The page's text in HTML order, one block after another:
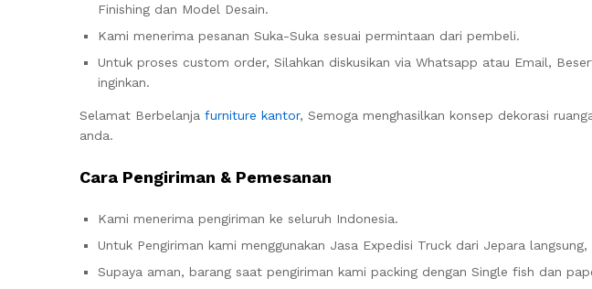
Finishing dan Model Desain.
Kami menerima pesanan Suka-Suka sesuai permintaan dari pembeli.
Untuk proses custom order, Silahkan diskusikan via Whatsapp atau Email,
inginkan.
Selamat Berbelanja furniture kantor, Semoga menghasilkan konsep dekorasi
anda.
Cara Pengiriman & Pemesanan
Kami menerima pengiriman ke seluruh Indonesia.
Untuk Pengiriman kami menggunakan Jasa Expedisi Truck dari Jepara
Supaya aman, barang saat pengiriman kami packing dengan Single fish dan